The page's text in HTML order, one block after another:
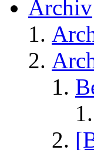
Archiv